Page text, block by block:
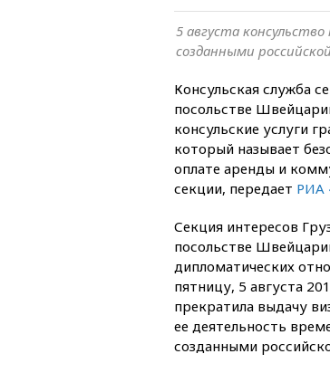
5 августа
созданными
Консульская служба
посольстве
консульские услуги
который называет
оплате аренды и
секции, передает РИА
Секция интересов
посольстве
дипломатических
пятницу, 5 августа
прекратила выдачу
ее деятельность
созданными